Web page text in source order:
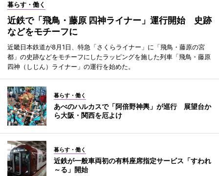
暮らす・働く
近鉄で「飛鳥・藤原 四神ライナー」運行開始 史跡
などをモチーフに
近畿日本鉄道が8月1日、特急「さくらライナー」に「飛鳥・藤原の宮
都」の史跡などをモチーフにしたラッピングを施した列車「飛鳥・藤原
四神（しじん）ライナー」の運行を始めた。
暮らす・働く
あべのハルカスで「阿倍野神輿」が巡行 展望台か
ら大阪・関西を厄よけ
暮らす・働く
近鉄が一般車両初の有料座席指定サービス「すわれ
～る」開始